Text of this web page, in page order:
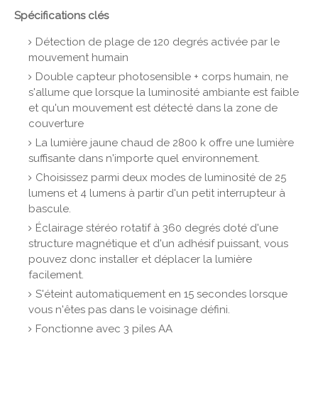
Spécifications clés
Détection de plage de 120 degrés activée par le
mouvement humain
Double capteur photosensible + corps humain, ne
s'allume que lorsque la luminosité ambiante est faible
et qu'un mouvement est détecté dans la zone de
couverture
La lumière jaune chaud de 2800 k offre une lumière
suffisante dans n'importe quel environnement.
Choisissez parmi deux modes de luminosité de 25
lumens et 4 lumens à partir d'un petit interrupteur à
bascule.
Éclairage stéréo rotatif à 360 degrés doté d'une
structure magnétique et d'un adhésif puissant, vous
pouvez donc installer et déplacer la lumière
facilement.
S'éteint automatiquement en 15 secondes lorsque
vous n'êtes pas dans le voisinage défini.
Fonctionne avec 3 piles AA